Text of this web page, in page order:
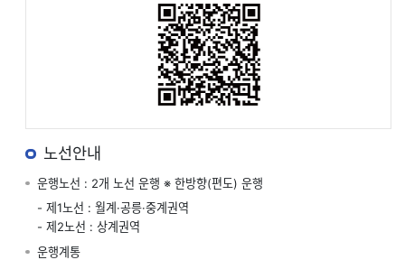
노선안내
운행노선 : 2개 노선 운행 ※ 한방향(편도) 운행
- 제1노선 : 월계·공릉·중계권역
- 제2노선 : 상계권역
운행계통